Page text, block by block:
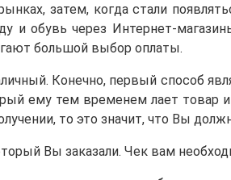
затем, когда стали
обувь через Интернет-
большой выбор оплаты.
Конечно, первый способ
ему тем временем лает
то это значит, что Вы
Вы заказали. Чек вам